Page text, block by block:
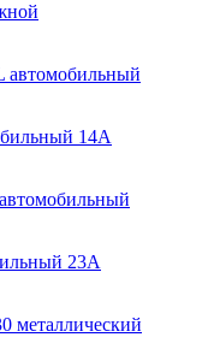
14A
23A